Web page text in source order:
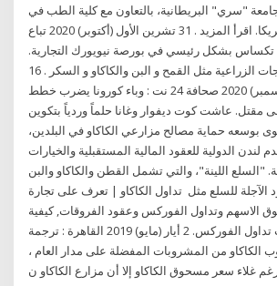
"سري" البريطانية، بالتعاون مع كلية الطب في
جامعة "هارفارد" بأمريكا. اقرأ المزيد . 31 تشرين الأول (أكتوبر) 2020 تباع
بشكل رئيسي في بورصة نيويورك التجارية.
السلع الخفيفة والمنتجات الزراعية مثل القمح و البن والكاكاو و السكر . 16
كانون الأول (ديسمبر) 2020 صحافة 24 نت : وباء كورونا يضرب خطط
مقتل. عاشت كوت ديفوار وغانا حلماً وردياً بتكوين
بوسعه حماية مصالح مزارعي الكاكاو في البلدين،
لندن الدولية للعقود المالية المستقبلية والخيارات
"السلع اللينة"، والتي تشمل القطن والكاكاو والبن
الآجلة للسلع مثل تداول الكاكاو | تعرف على تجارة
الاسهم وتداول الفوركس وعقود الفروقات, كيفية
تداوله مع شركات تداول الفوركس. 2 أيار (مايو) 2019 القاهرة : ترجمة
الكاكاو من المشروبات المفضلة على مدار العام ،